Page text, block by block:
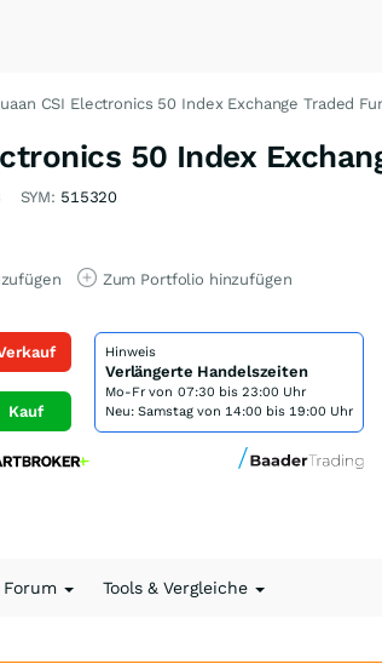
CSI Electronics 50 Index Exchange Traded
50 Index
SYM: 515320
Zum Portfolio hinzufügen
Kauf
Hinweis
Verlängerte Handelszeiten
Mo-Fr von 07:30 bis 23:00 Uhr
Neu: Samstag von 14:00 bis 19:00 Uhr
Forum Tools & Vergleiche